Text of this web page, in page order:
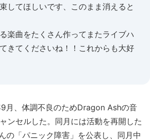
してほしいです、このまま消えると
楽曲をたくさん作ってまたライブハ
きてくださいね！！これからも大好
月、体調不良のためDragon Ashの音
ンセルした。同月には活動を再開した
の「パニック障害」を公表し、同月中